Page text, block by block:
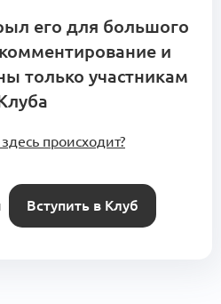
его для большого
и
только участникам
происходит?
Вступить в Клуб